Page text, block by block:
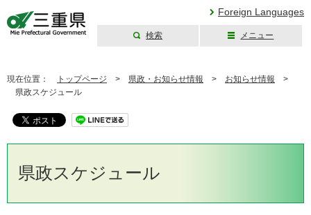
Foreign Languages
検索 メニュー
現在位置： トップページ > 県政・お知らせ情報 > お知らせ情報 >
県政スケジュール
県政スケジュール